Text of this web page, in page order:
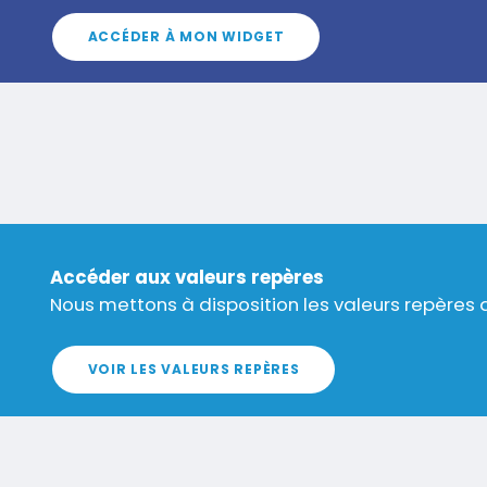
ACCÉDER À MON WIDGET
Titre
Accéder aux valeurs repères
Texte
Nous mettons à disposition les valeurs repères
VOIR LES VALEURS REPÈRES